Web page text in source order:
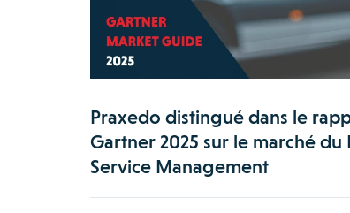
Praxedo distingué dans le
Gartner 2025 sur le marché du
Service Management